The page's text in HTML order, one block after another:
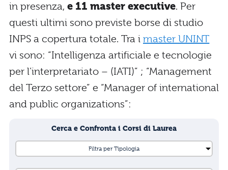
in presenza, e 11 master executive. Per
questi ultimi sono previste borse di studio
INPS a copertura totale. Tra i master UNINT
vi sono: “Intelligenza artificiale e tecnologie
per l’interpretariato – (IATI)” ; “Management
del Terzo settore” e “Manager of international
and public organizations”:
Cerca e Confronta i Corsi di Laurea